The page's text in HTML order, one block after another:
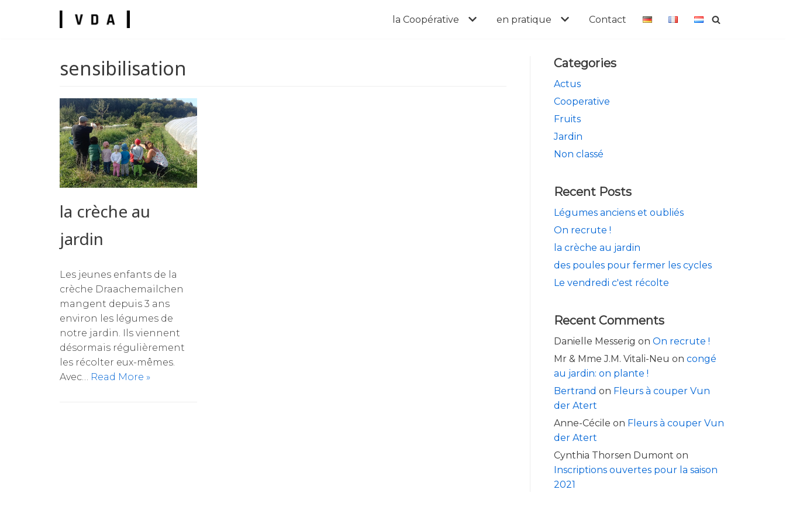
la Coopérative en pratique Contact
sensibilisation
la crèche au
jardin
Les jeunes enfants de la
crèche Draachemailchen
mangent depuis 3 ans
environ les légumes de
notre jardin. Ils viennent
désormais régulièrement
les récolter eux-mêmes.
Avec… Read More »
Categories
Actus
Cooperative
Fruits
Jardin
Non classé
Recent Posts
Légumes anciens et oubliés
On recrute !
la crèche au jardin
des poules pour fermer les cycles
Le vendredi c'est récolte
Recent Comments
Danielle Messerig on On recrute !
Mr & Mme J.M. Vitali-Neu on congé
au jardin: on plante !
Bertrand on Fleurs à couper Vun
der Atert
Anne-Cécile on Fleurs à couper Vun
der Atert
Cynthia Thorsen Dumont on
Inscriptions ouvertes pour la saison
2021